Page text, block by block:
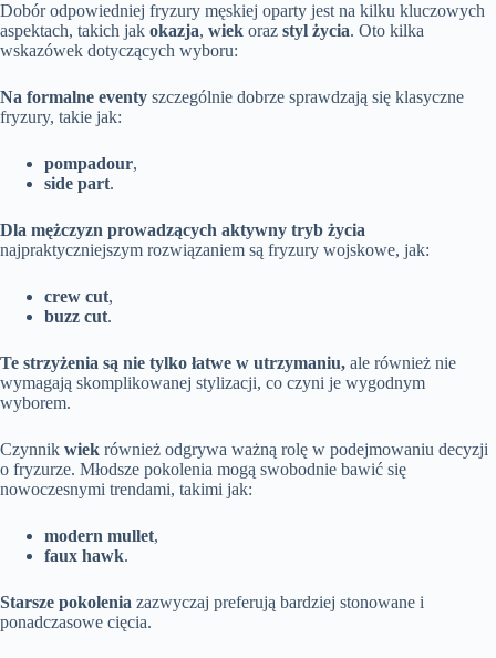
Dobór odpowiedniej fryzury męskiej oparty jest na kilku kluczowych
aspektach, takich jak okazja, wiek oraz styl życia. Oto kilka
wskazówek dotyczących wyboru:
Na formalne eventy szczególnie dobrze sprawdzają się klasyczne
fryzury, takie jak:
pompadour,
side part.
Dla mężczyzn prowadzących aktywny tryb życia
najpraktyczniejszym rozwiązaniem są fryzury wojskowe, jak:
crew cut,
buzz cut.
Te strzyżenia są nie tylko łatwe w utrzymaniu, ale również nie
wymagają skomplikowanej stylizacji, co czyni je wygodnym
wyborem.
Czynnik wiek również odgrywa ważną rolę w podejmowaniu decyzji
o fryzurze. Młodsze pokolenia mogą swobodnie bawić się
nowoczesnymi trendami, takimi jak:
modern mullet,
faux hawk.
Starsze pokolenia zazwyczaj preferują bardziej stonowane i
ponadczasowe cięcia.